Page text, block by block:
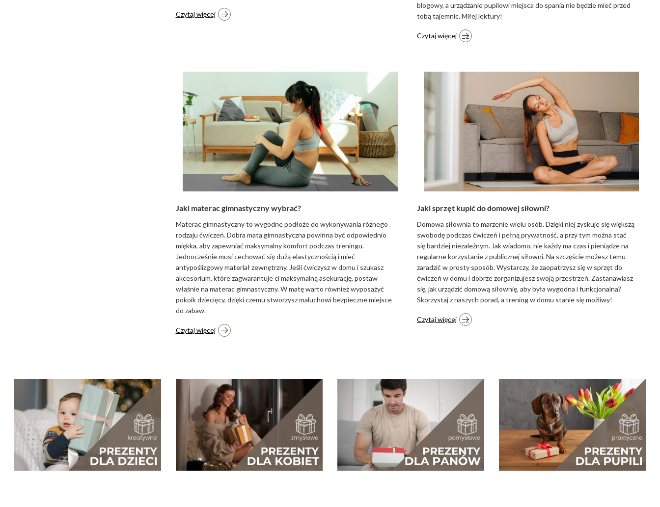
Czytaj więcej
blogowy, a urządzanie pupilowi miejsca do spania nie będzie mieć przed
tobą tajemnic. Miłej lektury!
Czytaj więcej
Jaki materac gimnastyczny wybrać?
Materac gimnastyczny to wygodne podłoże do wykonywania różnego
rodzaju ćwiczeń. Dobra mata gimnastyczna powinna być odpowiednio
miękka, aby zapewniać maksymalny komfort podczas treningu.
Jednocześnie musi cechować się dużą elastycznością i mieć
antypoślizgowy materiał zewnętrzny. Jeśli ćwiczysz w domu i szukasz
akcesorium, które zagwarantuje ci maksymalną asekurację, postaw
właśnie na materac gimnastyczny. W matę warto również wyposażyć
pokoik dziecięcy, dzięki czemu stworzysz maluchowi bezpieczne miejsce
do zabaw.
Czytaj więcej
Jaki sprzęt kupić do domowej siłowni?
Domowa siłownia to marzenie wielu osób. Dzięki niej zyskuje się większą
swobodę podczas ćwiczeń i pełną prywatność, a przy tym można stać
się bardziej niezależnym. Jak wiadomo, nie każdy ma czas i pieniądze na
regularne korzystanie z publicznej siłowni. Na szczęście możesz temu
zaradzić w prosty sposób. Wystarczy, że zaopatrzysz się w sprzęt do
ćwiczeń w domu i dobrze zorganizujesz swoją przestrzeń. Zastanawiasz
się, jak urządzić domową siłownię, aby była wygodna i funkcjonalna?
Skorzystaj z naszych porad, a trening w domu stanie się możliwy!
Czytaj więcej